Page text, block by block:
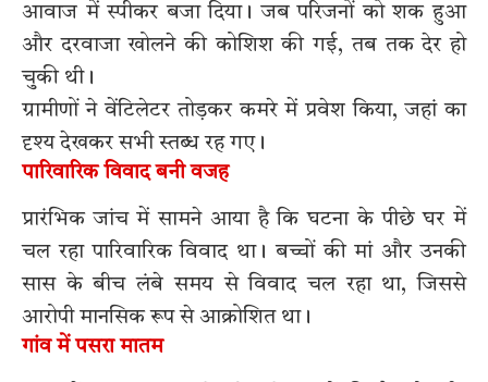
आवाज में स्पीकर बजा दिया। जब परिजनों को शक हुआ
और दरवाजा खोलने की कोशिश की गई, तब तक देर हो
चुकी थी।
ग्रामीणों ने वेंटिलेटर तोड़कर कमरे में प्रवेश किया, जहां का
दृश्य देखकर सभी स्तब्ध रह गए।
पारिवारिक विवाद बनी वजह
प्रारंभिक जांच में सामने आया है कि घटना के पीछे घर में
चल रहा पारिवारिक विवाद था। बच्चों की मां और उनकी
सास के बीच लंबे समय से विवाद चल रहा था, जिससे
आरोपी मानसिक रूप से आक्रोशित था।
गांव में पसरा मातम